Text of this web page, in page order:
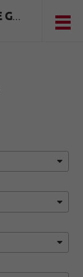
HUBER AUTOMOBILE GMBH